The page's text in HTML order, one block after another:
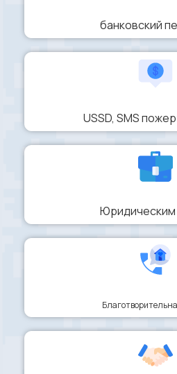
банковский
USSD, SMS
Юридическим